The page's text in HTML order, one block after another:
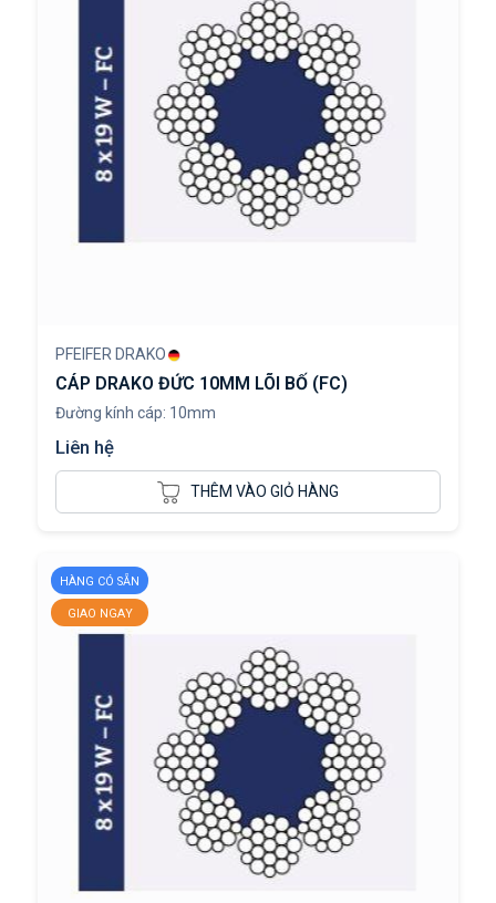
PFEIFER DRAKO
CÁP DRAKO ĐỨC 10MM LÕI BỐ (FC)
Đường kính cáp: 10mm
Liên hệ
THÊM VÀO GIỎ HÀNG
HÀNG CÓ SẴN
GIAO NGAY